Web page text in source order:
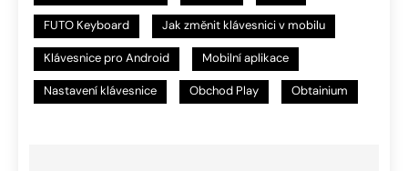
FUTO Keyboard Jak změnit klávesnici v mobilu
Klávesnice pro Android Mobilní aplikace
Nastavení klávesnice Obchod Play Obtainium